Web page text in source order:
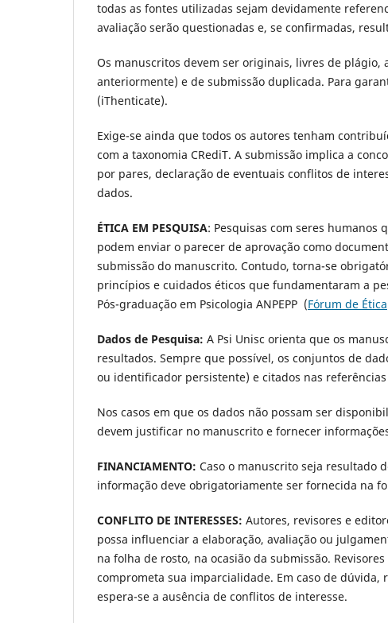
todas as fontes utilizadas sejam devidamente
avaliação serão questionadas e, se confirmadas,
Os manuscritos devem ser originais, livres de
anteriormente) e de submissão duplicada. Para
(iThenticate).
Exige-se ainda que todos os autores tenham
com a taxonomia CRediT. A submissão implica a
por pares, declaração de eventuais conflitos de
dados.
ÉTICA EM PESQUISA: Pesquisas com seres humanos
podem enviar o parecer de aprovação como
submissão do manuscrito. Contudo, torna-se
princípios e cuidados éticos que fundamentaram a
Pós-graduação em Psicologia ANPEPP (Fórum de Ética
Dados de Pesquisa: A Psi Unisc orienta que os
resultados. Sempre que possível, os conjuntos de
ou identificador persistente) e citados nas referências
Nos casos em que os dados não possam ser
devem justificar no manuscrito e fornecer
FINANCIAMENTO: Caso o manuscrito seja resultado
informação deve obrigatoriamente ser fornecida na
CONFLITO DE INTERESSES: Autores, revisores e
possa influenciar a elaboração, avaliação ou
na folha de rosto, na ocasião da submissão.
comprometa sua imparcialidade. Em caso de
espera-se a ausência de conflitos de interesse.